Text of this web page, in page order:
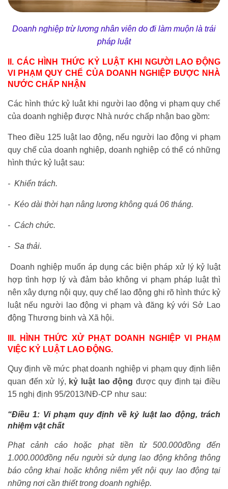
Doanh nghiệp trừ lương nhân viên do đi làm muộn là trái
pháp luật
II. CÁC HÌNH THỨC KỶ LUẬT KHI NGƯỜI LAO ĐỘNG
VI PHẠM QUY CHẾ CỦA DOANH NGHIỆP ĐƯỢC NHÀ
NƯỚC CHẤP NHẬN
Các hình thức kỷ luât khi người lao động vi phạm quy chế
của doanh nghiệp được Nhà nước chấp nhận bao gồm:
Theo điều 125 luật lao động, nếu người lao động vi phạm
quy chế của doanh nghiệp, doanh nghiệp có thể có những
hình thức kỷ luật sau:
- Khiển trách.
- Kéo dài thời hạn nâng lương không quá 06 tháng.
- Cách chức.
- Sa thải.
Doanh nghiệp muốn áp dụng các biện pháp xử lý kỷ luật
hợp tình hợp lý và đảm bảo không vi phạm pháp luật thì
nên xây dựng nội quy, quy chế lao động ghi rõ hình thức kỷ
luật nếu người lao động vi phạm và đăng ký với Sở Lao
động Thương binh và Xã hội.
III. HÌNH THỨC XỬ PHẠT DOANH NGHIỆP VI PHẠM
VIỆC KỶ LUẬT LAO ĐỘNG.
Quy định về mức phạt doanh nghiệp vi phạm quy định liên
quan đến xử lý, kỷ luật lao động được quy định tại điều
15 nghị định 95/2013/NĐ-CP như sau:
“Điều 1: Vi phạm quy định về kỷ luật lao động, trách
nhiệm vật chất
Phạt cảnh cáo hoặc phạt tiền từ 500.000đồng đến
1.000.000đồng nếu người sử dụng lao động không thông
báo công khai hoặc không niêm yết nội quy lao động tại
những nơi cần thiết trong doanh nghiệp.